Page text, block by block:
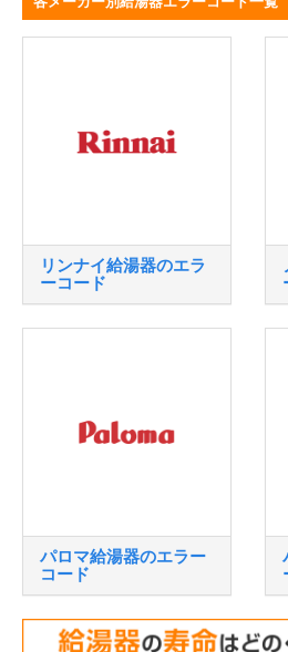
リンナイ給湯器のエラ
ーコード
パロマ給湯器のエラー
コード